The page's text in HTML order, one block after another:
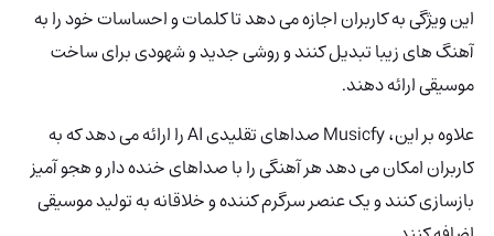
این ویژگی به کاربران اجازه می دهد تا کلمات و احساسات خود را به
آهنگ های زیبا تبدیل کنند و روشی جدید و شهودی برای ساخت
موسیقی ارائه دهند.
علاوه بر این، Musicfy صداهای تقلیدی AI را ارائه می دهد که به
کاربران امکان می دهد هر آهنگی را با صداهای خنده دار و هجو آمیز
بازسازی کنند و یک عنصر سرگرم کننده و خلاقانه به تولید موسیقی